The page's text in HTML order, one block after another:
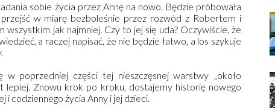
sobie życia przez Annę na nowo. Będzie próbowała
w miarę bezboleśnie przez rozwód z Robertem i
wszystkim jak najmniej. Czy to jej się uda? Oczywiście, że
a raczej napisać, że nie będzie łatwo, a los szykuje
w poprzedniej części tej nieszczęsnej warstwy „około
lepiej. Znowu krok po kroku, dostajemy historię nowego
codziennego życia Anny i jej dzieci.